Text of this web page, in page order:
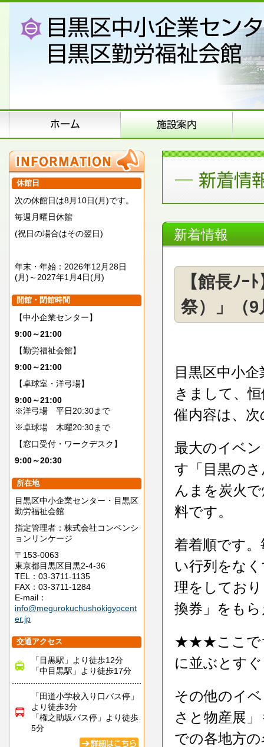
休館日
次の休館日は8月10日(月)です。
毎週月曜日休館
(祝日の場合はその翌日)
年末・年始：2026年12月28日
(月)～2027年1月4日(月)
開館・閉館時間
【中小企業センター】
9:00～21:00
【勤労福祉会館】
9:00～21:00
【卓球室・洋弓場】
9:00～21:00
※洋弓場 平日20:30まで
※卓球場 木曜20:30まで
【窓口受付・ワークデスク】
9:00～20:30
所在地
目黒区中小企業センター・目黒区
勤労福祉会館
指定管理者：株式会社コンベンシ
ョンリンケージ
〒153-0063
東京都目黒区目黒2-4-36
TEL：03-3711-1135
FAX：03-3711-1284
E-mail：
info@megurokuchushokigyocent
er.jp
交通アクセス
「目黒駅」より徒歩12分
「中目黒駅」より徒歩17分
「田道小学校入り口バス停」
より徒歩3分
「権之助坂バス停」より徒歩
5分
新着情報
【館長ﾉｰ
祭）」（
目黒区中小
きまして、
催内容は、
最大のイベ
す「目黒の
んまを炭火
料です。
着着順です
い行列をな
理をしてお
換券」をも
★★★ここで
に並ぶとす
その他のイ
さと物産展
での各地方